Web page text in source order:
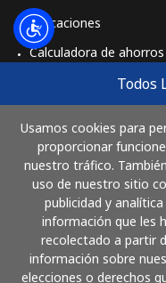
Todos
Usamos cookies para
proporcionar
nuestro tráfico.
uso de nuestro sitio
publicidad y
información que les
recolectado a partir
información sobre
elecciones o derechos
Aplicaciones
Calculadora de ahorros
Comprar
Cómo funciona